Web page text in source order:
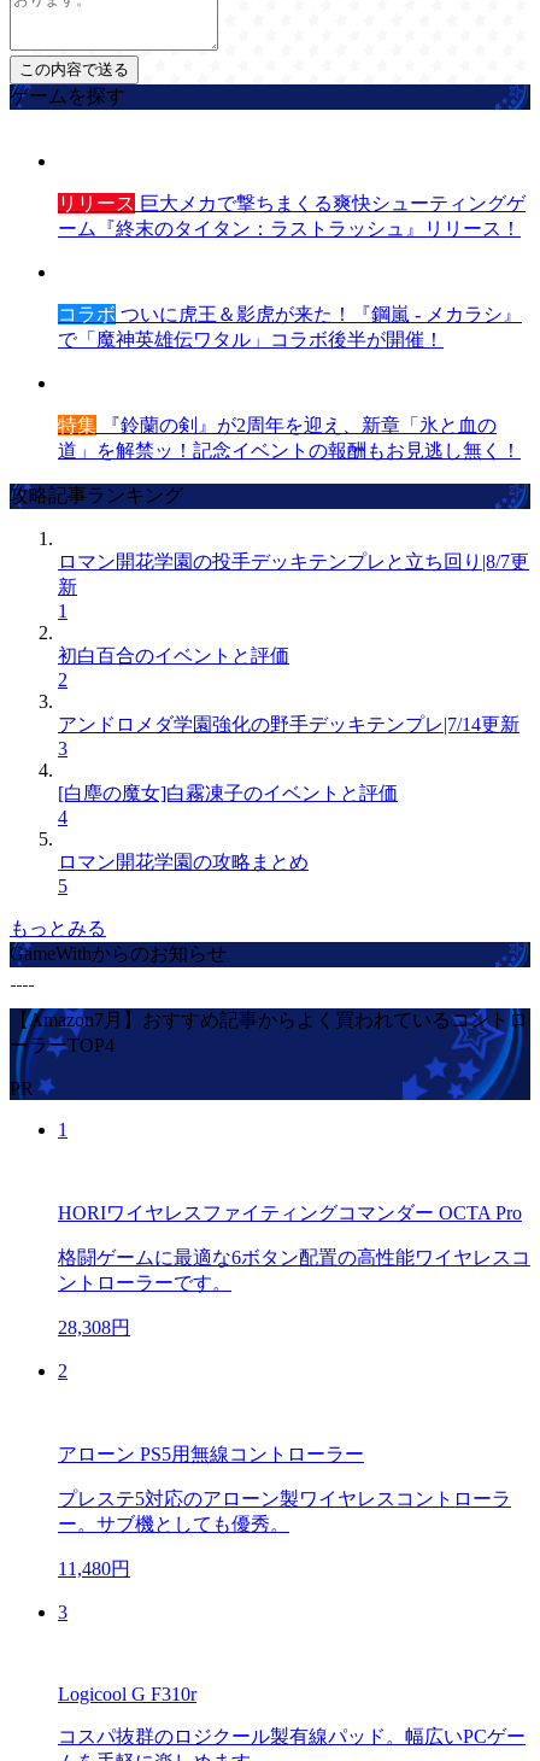
ゲームを探す
リリース 巨大メカで撃ちまくる爽快シューティングゲ
ーム『終末のタイタン：ラストラッシュ』リリース！
コラボ ついに虎王＆影虎が来た！『鋼嵐 - メカラシ』
で「魔神英雄伝ワタル」コラボ後半が開催！
特集 『鈴蘭の剣』が2周年を迎え、新章「氷と血の
道」を解禁ッ！記念イベントの報酬もお見逃し無く！
攻略記事ランキング
ロマン開花学園の投手デッキテンプレと立ち回り|8/7更
新
1
初白百合のイベントと評価
2
アンドロメダ学園強化の野手デッキテンプレ|7/14更新
3
[白塵の魔女]白霧凍子のイベントと評価
4
ロマン開花学園の攻略まとめ
5
もっとみる
GameWithからのお知らせ
【Amazon7月】おすすめ記事からよく買われているコントロ
ーラーTOP4
PR
1
HORIワイヤレスファイティングコマンダー OCTA Pro
格闘ゲームに最適な6ボタン配置の高性能ワイヤレスコ
ントローラーです。
28,308円
2
アローン PS5用無線コントローラー
プレステ5対応のアローン製ワイヤレスコントローラ
ー。サブ機としても優秀。
11,480円
3
Logicool G F310r
コスパ抜群のロジクール製有線パッド。幅広いPCゲー